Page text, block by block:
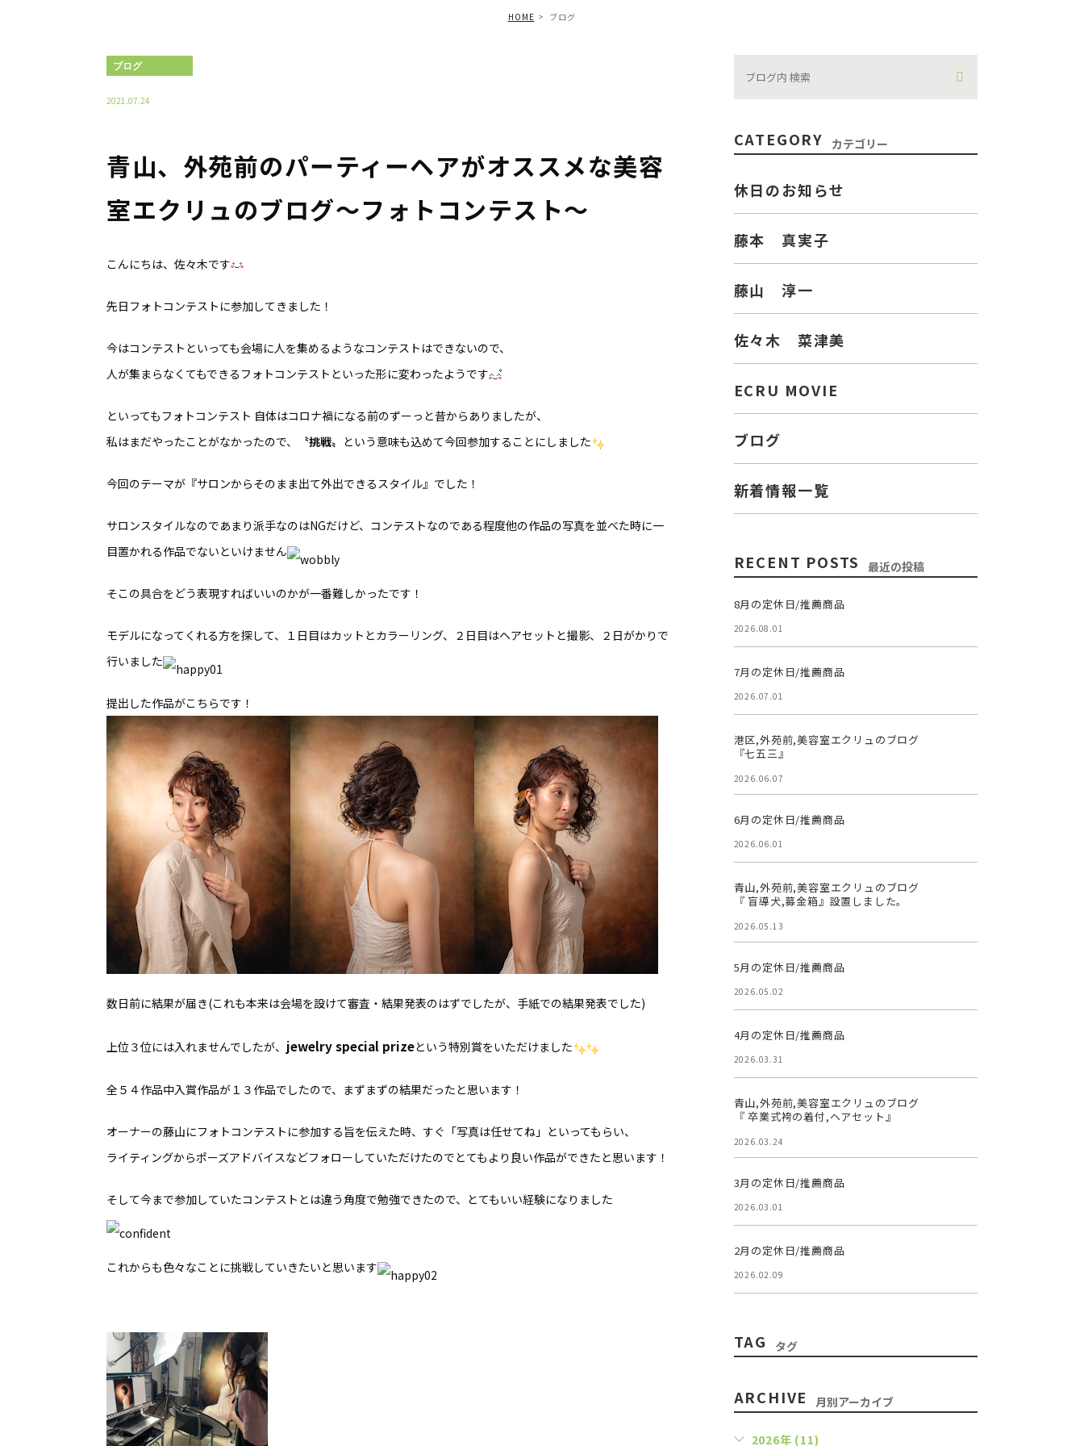
HOME ブログ
ブログ
2021.07.24
青山、外苑前のパーティーヘアがオススメな美容
室エクリュのブログ〜フォトコンテスト〜
こんにちは、佐々木です
先日フォトコンテストに参加してきました！
今はコンテストといっても会場に人を集めるようなコンテストはできないので、
人が集まらなくてもできるフォトコンテストといった形に変わったようです
といってもフォトコンテスト 自体はコロナ禍になる前のずーっと昔からありましたが、
私はまだやったことがなかったので、
〝挑戦〟 という意味も込めて今回参加することにしました
今回のテーマが『サロンからそのまま出て外出できるスタイル』でした！
サロンスタイルなのであまり派手なのはNGだけど、コンテストなのである程度他の作品の写真を並べた時に一
目置かれる作品でないといけません
そこの具合をどう表現すればいいのかが一番難しかったです！
モデルになってくれる方を探して、１日目はカットとカラーリング、２日目はヘアセットと撮影、２日がかりで
行いました
提出した作品がこちらです！
数日前に結果が届き(これも本来は会場を設けて審査・結果発表のはずでしたが、手紙での結果発表でした)
上位３位には入れませんでしたが、 jewelry special prizeという特別賞をいただけました
全５４作品中入賞作品が１３作品でしたので、まずまずの結果だったと思います！
オーナーの藤山にフォトコンテストに参加する旨を伝えた時、すぐ「写真は任せてね」といってもらい、
ライティングからポーズアドバイスなどフォローしていただけたのでとてもより良い作品ができたと思います！
そして今まで参加していたコンテストとは違う角度で勉強できたので、とてもいい経験になりました
これからも色々なことに挑戦していきたいと思います
CATEGORY カテゴリー
休日のお知らせ
藤本 真実子
藤山 淳一
佐々木 菜津美
ECRU MOVIE
ブログ
新着情報一覧
RECENT POSTS 最近の投稿
8月の定休日/推薦商品
2026.08.01
7月の定休日/推薦商品
2026.07.01
港区,外苑前,美容室エクリュのブログ
『七五三』
2026.06.07
6月の定休日/推薦商品
2026.06.01
青山,外苑前,美容室エクリュのブログ
『 盲導犬,募金箱』設置しました。
2026.05.13
5月の定休日/推薦商品
2026.05.02
4月の定休日/推薦商品
2026.03.31
青山,外苑前,美容室エクリュのブログ
『 卒業式袴の着付,ヘアセット』
2026.03.24
3月の定休日/推薦商品
2026.03.01
2月の定休日/推薦商品
2026.02.09
TAG タグ
ARCHIVE 月別アーカイブ
2026年 (11)